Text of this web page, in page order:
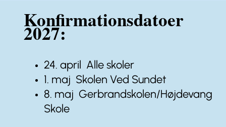
Konfirmationsdatoer
2027:
24. april Alle skoler
1. maj Skolen Ved Sundet
8. maj Gerbrandskolen/Højdevang
Skole